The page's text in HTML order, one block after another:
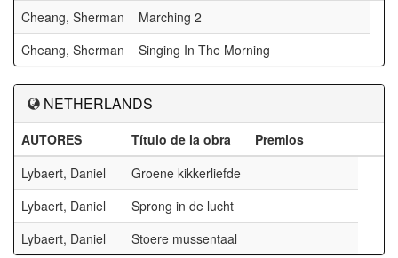
Cheang, Sherman
Marching 2
Cheang, Sherman
Singing In The Morning
NETHERLANDS
AUTORES Título de la obra
Premios
Lybaert, Daniel
Groene kikkerliefde
Lybaert, Daniel
Sprong in de lucht
Lybaert, Daniel
Stoere mussentaal